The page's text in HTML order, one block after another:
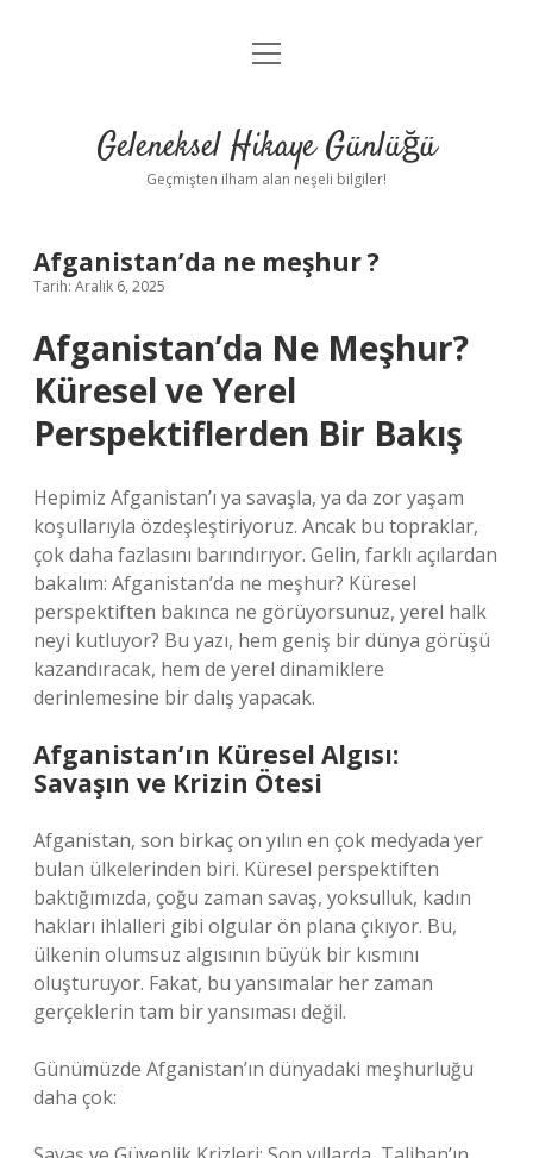
Anasayfa
Yasal Uyarı
menüyü
Geleneksel Hikaye Günlüğü
Geçmişten ilham alan neşeli bilgiler!
Afganistan’da ne meşhur ?
Tarih: Aralık 6, 2025
Afganistan’da Ne Meşhur?
Küresel ve Yerel
Perspektiflerden Bir Bakış
Hepimiz Afganistan’ı ya savaşla, ya da zor yaşam
koşullarıyla özdeşleştiriyoruz. Ancak bu topraklar,
çok daha fazlasını barındırıyor. Gelin, farklı açılardan
bakalım: Afganistan’da ne meşhur? Küresel
perspektiften bakınca ne görüyorsunuz, yerel halk
neyi kutluyor? Bu yazı, hem geniş bir dünya görüşü
kazandıracak, hem de yerel dinamiklere
derinlemesine bir dalış yapacak.
Afganistan’ın Küresel Algısı:
Savaşın ve Krizin Ötesi
Afganistan, son birkaç on yılın en çok medyada yer
bulan ülkelerinden biri. Küresel perspektiften
baktığımızda, çoğu zaman savaş, yoksulluk, kadın
hakları ihlalleri gibi olgular ön plana çıkıyor. Bu,
ülkenin olumsuz algısının büyük bir kısmını
oluşturuyor. Fakat, bu yansımalar her zaman
gerçeklerin tam bir yansıması değil.
Günümüzde Afganistan’ın dünyadaki meşhurluğu
daha çok: